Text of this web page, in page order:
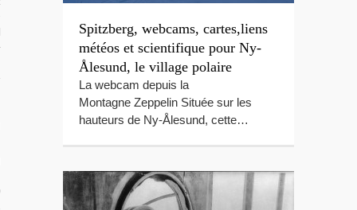
EN FAMILLE : LE LIVRE
Spitzberg, webcams, cartes,liens
météos et scientifique pour Ny-
Ålesund, le village polaire
La webcam depuis la
Montagne Zeppelin Située sur les
hauteurs de Ny-Ålesund, cette…